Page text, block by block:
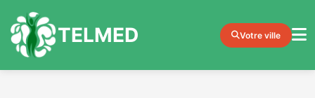
TELMED Votre ville